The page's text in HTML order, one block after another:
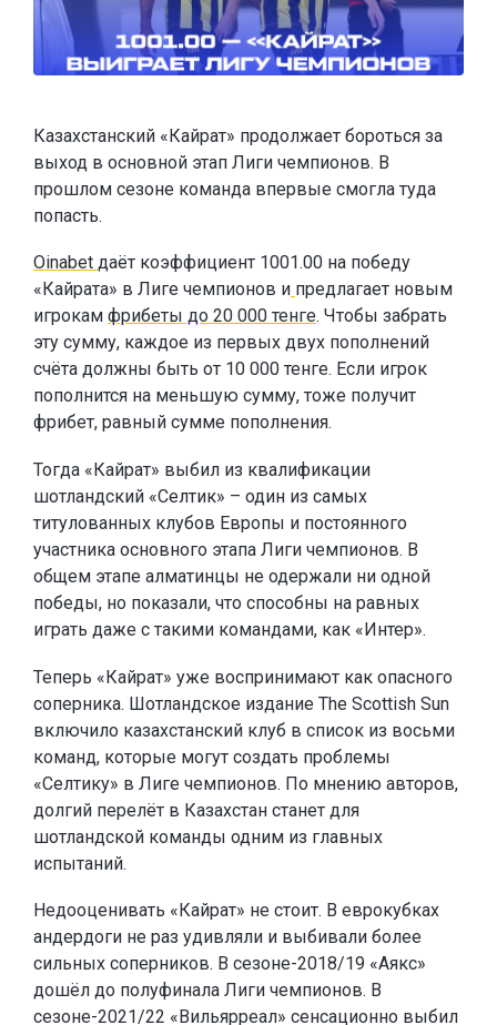
Казахстанский «Кайрат» продолжает бороться за
выход в основной этап Лиги чемпионов. В
прошлом сезоне команда впервые смогла туда
попасть.
Oinabet даёт коэффициент 1001.00 на победу
«Кайрата» в Лиге чемпионов и предлагает новым
игрокам фрибеты до 20 000 тенге. Чтобы забрать
эту сумму, каждое из первых двух пополнений
счёта должны быть от 10 000 тенге. Если игрок
пополнится на меньшую сумму, тоже получит
фрибет, равный сумме пополнения.
Тогда «Кайрат» выбил из квалификации
шотландский «Селтик» – один из самых
титулованных клубов Европы и постоянного
участника основного этапа Лиги чемпионов. В
общем этапе алматинцы не одержали ни одной
победы, но показали, что способны на равных
играть даже с такими командами, как «Интер».
Теперь «Кайрат» уже воспринимают как опасного
соперника. Шотландское издание The Scottish Sun
включило казахстанский клуб в список из восьми
команд, которые могут создать проблемы
«Селтику» в Лиге чемпионов. По мнению авторов,
долгий перелёт в Казахстан станет для
шотландской команды одним из главных
испытаний.
Недооценивать «Кайрат» не стоит. В еврокубках
андердоги не раз удивляли и выбивали более
сильных соперников. В сезоне-2018/19 «Аякс»
дошёл до полуфинала Лиги чемпионов. В
сезоне-2021/22 «Вильярреал» сенсационно выбил